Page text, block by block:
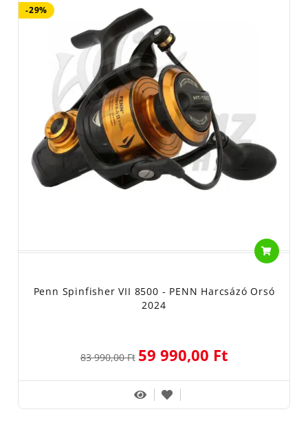
-29%
Penn Spinfisher VII 8500 - PENN Harcsázó Orsó
2024
83 990,00 Ft 59 990,00 Ft